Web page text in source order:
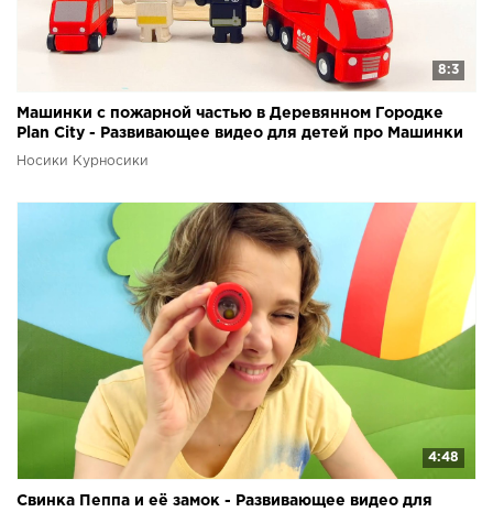
8:3
Машинки с пожарной частью в Деревянном Городке
Plan City - Развивающее видео для детей про Машинки
Носики Курносики
4:48
Свинка Пеппа и её замок - Развивающее видео для